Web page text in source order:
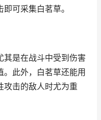
可采集白茗草。
其是在战斗中受到伤害
此外，白茗草还能用
攻击的敌人时尤为重